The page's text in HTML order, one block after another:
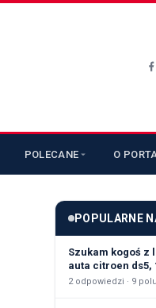
POLECANE O
POPULARNE
Szukam kogoś z
auta citroen ds5,
2odpowiedzi · 9